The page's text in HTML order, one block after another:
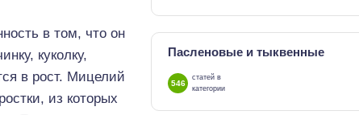
в том, что он
куколку,
в рост. Мицелий
из которых
Пасленовые и тыквенные
546
статей в
категории